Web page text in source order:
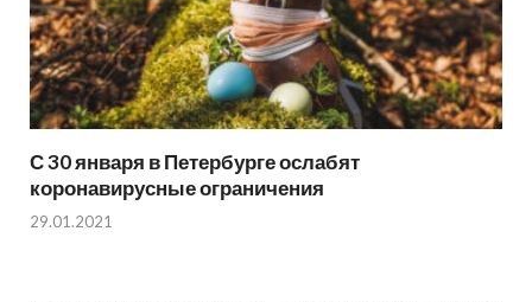
С 30 января в Петербурге ослабят
коронавирусные ограничения
29.01.2021